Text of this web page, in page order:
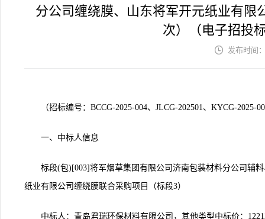
分公司缠绕膜、山东将军开元纸业有限
次）（电子招投
 发布时间
（招标编号：BCCG-2025-004、JLCG-202501、KYCG-2025-
一、中标人信息
标段(包)[003]将军烟草集团有限公司济南包装材料分公司辅
纸业有限公司缠绕膜联合采购项目（标段3）
中标人：青岛君瑞环保材料有限公司，其他类型中标价：